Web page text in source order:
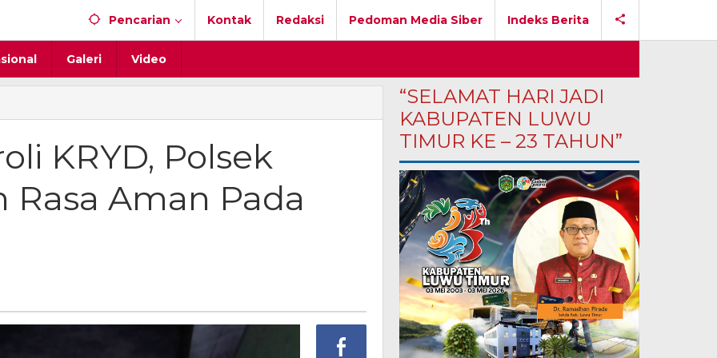
Pencarian Kontak Redaksi Pedoman Media Siber Indeks Berita
Galeri Video
KRYD, Polsek
Aman Pada
“SELAMAT HARI JADI
KABUPATEN LUWU
TIMUR KE – 23 TAHUN”